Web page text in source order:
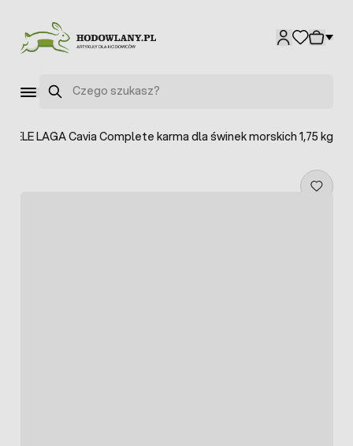
Szukaj
LAGA Cavia Complete karma dla świnek morskich 1,75 kg